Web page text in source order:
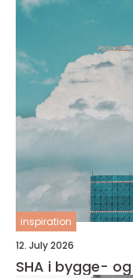
inspiration
12. July 2026
SHA i bygge-